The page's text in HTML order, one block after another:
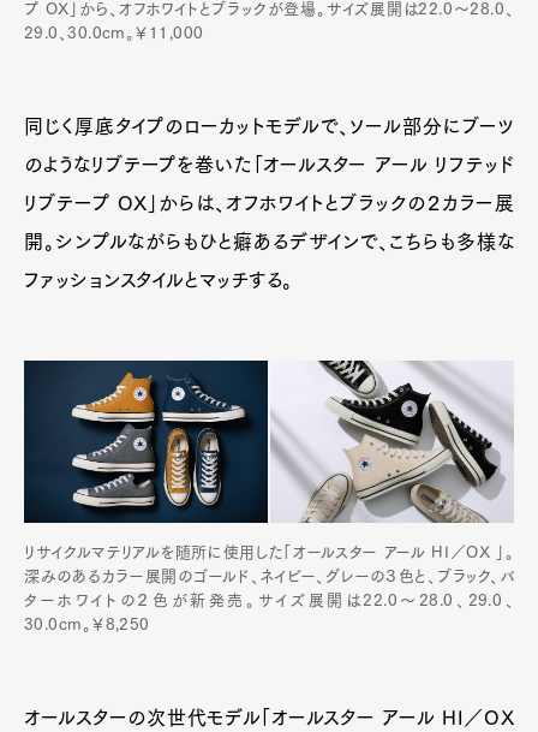
プ OX」から、オフホワイトとブラックが登場。サイズ展開は22.0～28.0、
29.0、30.0cm。￥11,000
同じく厚底タイプのローカットモデルで、ソール部分にブーツ
のようなリブテープを巻いた「オールスター アール リフテッド
リブテープ OX」からは、オフホワイトとブラックの２カラー展
開。シンプルながらもひと癖あるデザインで、こちらも多様な
ファッションスタイルとマッチする。
リサイクルマテリアルを随所に使用した「オールスター アール HI／OX 」。
深みのあるカラー展開のゴールド、ネイビー、グレーの３色と、ブラック、バ
ターホワイトの２色が新発売。サイズ展開は22.0～28.0、29.0、
30.0cm。￥8,250
オールスターの次世代モデル「オールスター アール HI／OX